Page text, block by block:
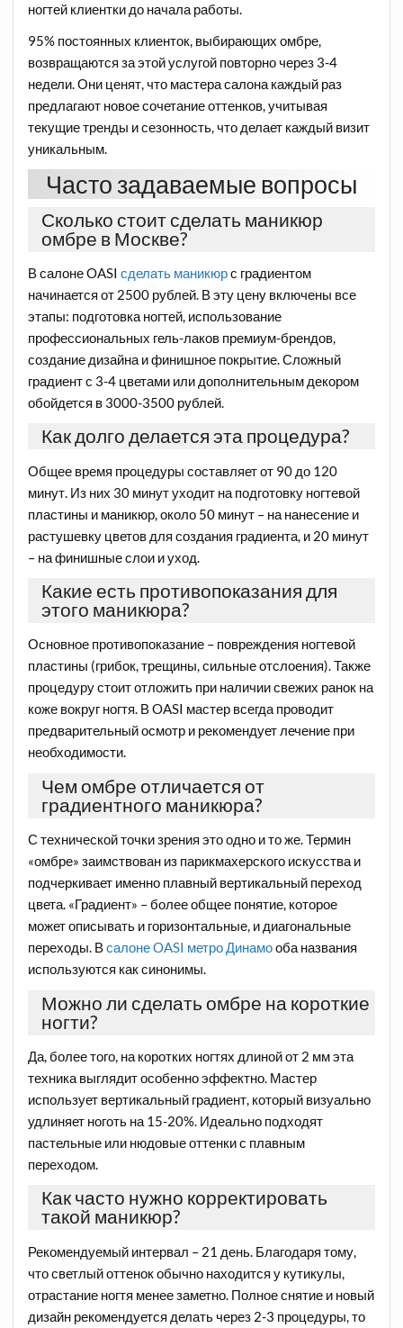
ногтей клиентки до начала работы.
95% постоянных клиенток, выбирающих омбре,
возвращаются за этой услугой повторно через 3-4
недели. Они ценят, что мастера салона каждый раз
предлагают новое сочетание оттенков, учитывая
текущие тренды и сезонность, что делает каждый визит
уникальным.
Часто задаваемые вопросы
Сколько стоит сделать маникюр
омбре в Москве?
В салоне OASIсделать маникюрс градиентом
начинается от 2500 рублей. В эту цену включены все
этапы: подготовка ногтей, использование
профессиональных гель-лаков премиум-брендов,
создание дизайна и финишное покрытие. Сложный
градиент с 3-4 цветами или дополнительным декором
обойдется в 3000-3500 рублей.
Как долго делается эта процедура?
Общее время процедуры составляет от 90 до 120
минут. Из них 30 минут уходит на подготовку ногтевой
пластины и маникюр, около 50 минут – на нанесение и
растушевку цветов для создания градиента, и 20 минут
– на финишные слои и уход.
Какие есть противопоказания для
этого маникюра?
Основное противопоказание – повреждения ногтевой
пластины (грибок, трещины, сильные отслоения). Также
процедуру стоит отложить при наличии свежих ранок на
коже вокруг ногтя. В OASI мастер всегда проводит
предварительный осмотр и рекомендует лечение при
необходимости.
Чем омбре отличается от
градиентного маникюра?
С технической точки зрения это одно и то же. Термин
«омбре» заимствован из парикмахерского искусства и
подчеркивает именно плавный вертикальный переход
цвета. «Градиент» – более общее понятие, которое
может описывать и горизонтальные, и диагональные
переходы. Всалоне OASI метро Динамооба названия
используются как синонимы.
Можно ли сделать омбре на короткие
ногти?
Да, более того, на коротких ногтях длиной от 2 мм эта
техника выглядит особенно эффектно. Мастер
использует вертикальный градиент, который визуально
удлиняет ноготь на 15-20%. Идеально подходят
пастельные или нюдовые оттенки с плавным
переходом.
Как часто нужно корректировать
такой маникюр?
Рекомендуемый интервал – 21 день. Благодаря тому,
что светлый оттенок обычно находится у кутикулы,
отрастание ногтя менее заметно. Полное снятие и новый
дизайн рекомендуется делать через 2-3 процедуры, то